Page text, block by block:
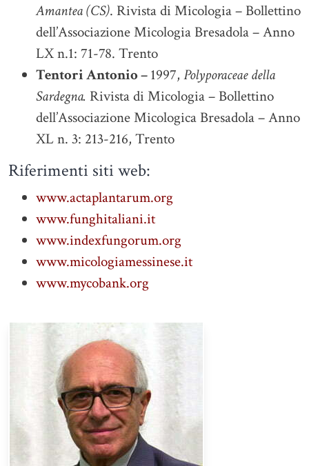
Amantea (CS). Rivista di Micologia – Bollettino
dell’Associazione Micologia Bresadola – Anno
LX n.1: 71-78. Trento
Tentori Antonio –1997, Polyporaceae della
Sardegna. Rivista di Micologia – Bollettino
dell’Associazione Micologica Bresadola – Anno
XL n. 3: 213-216, Trento
Riferimenti siti web:
www.actaplantarum.org
www.funghitaliani.it
www.indexfungorum.org
www.micologiamessinese.it
www.mycobank.org